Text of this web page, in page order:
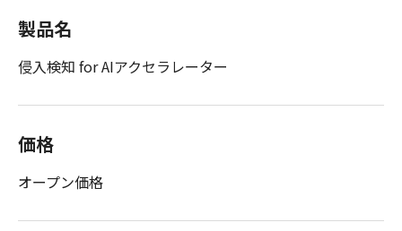
製品名
侵入検知 for AIアクセラレーター
価格
オープン価格